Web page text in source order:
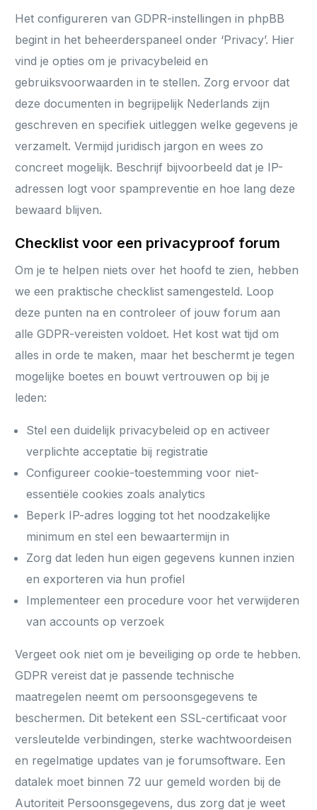
Het configureren van GDPR-instellingen in phpBB
begint in het beheerderspaneel onder ‘Privacy’. Hier
vind je opties om je privacybeleid en
gebruiksvoorwaarden in te stellen. Zorg ervoor dat
deze documenten in begrijpelijk Nederlands zijn
geschreven en specifiek uitleggen welke gegevens je
verzamelt. Vermijd juridisch jargon en wees zo
concreet mogelijk. Beschrijf bijvoorbeeld dat je IP-
adressen logt voor spampreventie en hoe lang deze
bewaard blijven.
Checklist voor een privacyproof forum
Om je te helpen niets over het hoofd te zien, hebben
we een praktische checklist samengesteld. Loop
deze punten na en controleer of jouw forum aan
alle GDPR-vereisten voldoet. Het kost wat tijd om
alles in orde te maken, maar het beschermt je tegen
mogelijke boetes en bouwt vertrouwen op bij je
leden:
Stel een duidelijk privacybeleid op en activeer
verplichte acceptatie bij registratie
Configureer cookie-toestemming voor niet-
essentiële cookies zoals analytics
Beperk IP-adres logging tot het noodzakelijke
minimum en stel een bewaartermijn in
Zorg dat leden hun eigen gegevens kunnen inzien
en exporteren via hun profiel
Implementeer een procedure voor het verwijderen
van accounts op verzoek
Vergeet ook niet om je beveiliging op orde te hebben.
GDPR vereist dat je passende technische
maatregelen neemt om persoonsgegevens te
beschermen. Dit betekent een SSL-certificaat voor
versleutelde verbindingen, sterke wachtwoordeisen
en regelmatige updates van je forumsoftware. Een
datalek moet binnen 72 uur gemeld worden bij de
Autoriteit Persoonsgegevens, dus zorg dat je weet